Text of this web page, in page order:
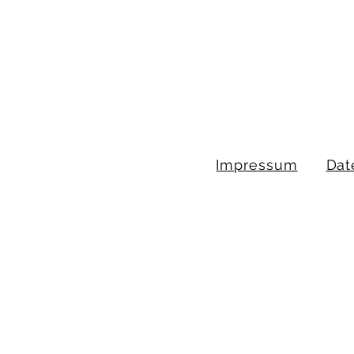
Impressum